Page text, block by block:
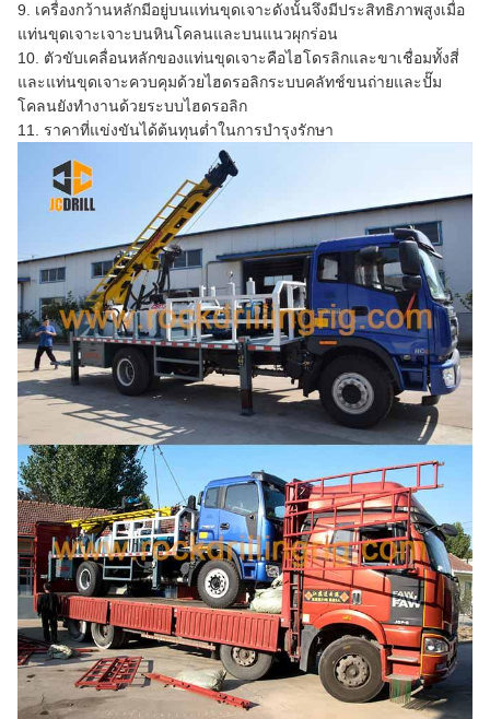
9. เครื่องกว้านหลักมีอยู่บนแท่นขุดเจาะดังนั้นจึงมีประสิทธิภาพสูงเมื่อ
แท่นขุดเจาะเจาะบนหินโคลนและบนแนวผุกร่อน
10. ตัวขับเคลื่อนหลักของแท่นขุดเจาะคือไฮโดรลิกและขาเชื่อมทั้งสี่
และแท่นขุดเจาะควบคุมด้วยไฮดรอลิกระบบคลัทช์ขนถ่ายและปั๊ม
โคลนยังทำงานด้วยระบบไฮดรอลิก
11. ราคาที่แข่งขันได้ต้นทุนต่ำในการบำรุงรักษา